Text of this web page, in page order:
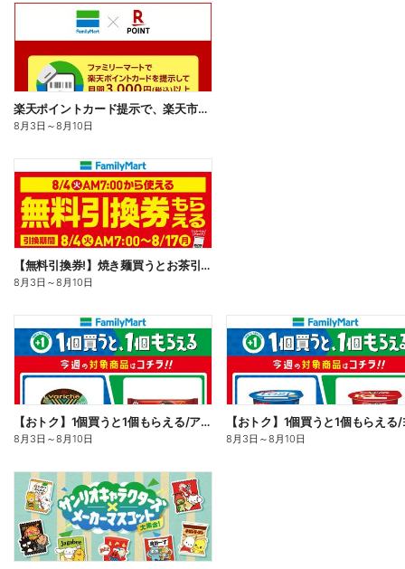
楽天ポイントカード提示で、楽天市場でのお買い物がおトクに!
8月3日 ～8月10日
【無料引換券!】焼き麺買うとお茶引換券貰える!
8月3日 ～8月10日
【おトク】1個買うと1個もらえる/アイス
8月3日 ～8月10日 8月3日 ～8月10日